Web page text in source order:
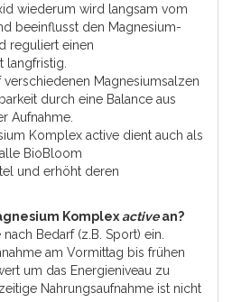
wiederum wird langsam vom
beeinflusst den Magnesium-
reguliert einen
langfristig.
verschiedenen Magnesiumsalzen
durch eine Balance aus
Aufnahme.
Komplex active dient auch als
BioBloom
und erhöht deren
Komplexactivean?
Bedarf (z.B. Sport) ein.
am Vormittag bis frühen
um das Energieniveau zu
Nahrungsaufnahme ist nicht